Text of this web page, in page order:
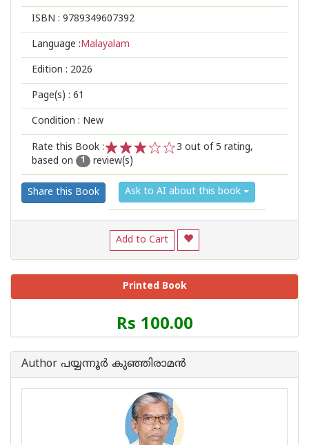
ISBN : 9789349607392
Language :Malayalam
Edition : 2026
Page(s) : 61
Condition : New
Rate this Book :
2
1
3 out of 5 rating,
based on
1 review(s)
Share this Book Ask to AI about this book
Add to Cart
Printed Book
Price
of
Book
Rs 100.00
Author പയ്യന്നൂര്‍ കുഞ്ഞിരാമന്‍